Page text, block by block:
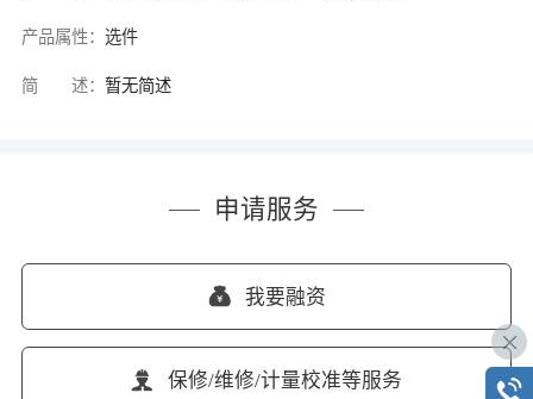
产品属性： 选件
简 述： 暂无简述
申请服务
我要融资
保修/维修/计量校准等服务